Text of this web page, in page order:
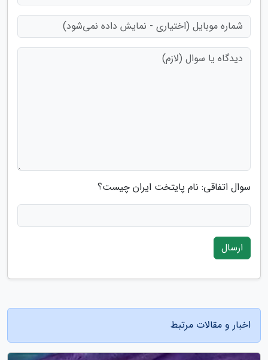
سوال اتفاقی: نام پایتخت ایران چیست؟
ارسال
اخبار و مقالات مرتبط